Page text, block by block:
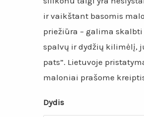
ir vaikštant basomis
priežiūra – galima
spalvų ir dydžių kilimėlį,
pats”. Lietuvoje
maloniai prašome
Dydis